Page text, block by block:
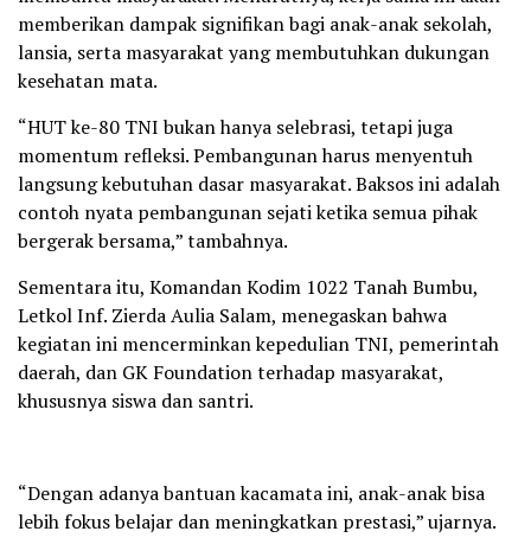
memberikan dampak signifikan bagi anak-anak sekolah,
lansia, serta masyarakat yang membutuhkan dukungan
kesehatan mata.
“HUT ke-80 TNI bukan hanya selebrasi, tetapi juga
momentum refleksi. Pembangunan harus menyentuh
langsung kebutuhan dasar masyarakat. Baksos ini adalah
contoh nyata pembangunan sejati ketika semua pihak
bergerak bersama,” tambahnya.
Sementara itu, Komandan Kodim 1022 Tanah Bumbu,
Letkol Inf. Zierda Aulia Salam, menegaskan bahwa
kegiatan ini mencerminkan kepedulian TNI, pemerintah
daerah, dan GK Foundation terhadap masyarakat,
khususnya siswa dan santri.
“Dengan adanya bantuan kacamata ini, anak-anak bisa
lebih fokus belajar dan meningkatkan prestasi,” ujarnya.